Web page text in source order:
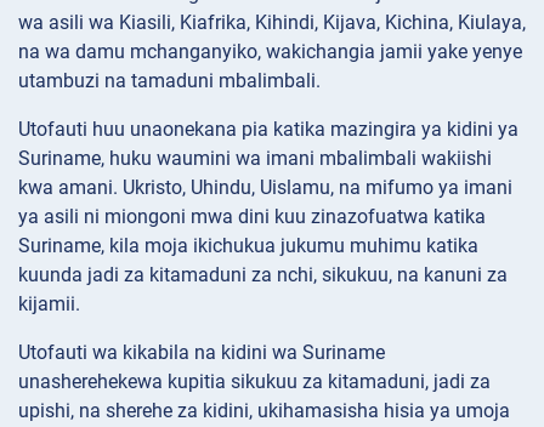
wa asili wa Kiasili, Kiafrika, Kihindi, Kijava, Kichina, Kiulaya,
na wa damu mchanganyiko, wakichangia jamii yake yenye
utambuzi na tamaduni mbalimbali.
Utofauti huu unaonekana pia katika mazingira ya kidini ya
Suriname, huku waumini wa imani mbalimbali wakiishi
kwa amani. Ukristo, Uhindu, Uislamu, na mifumo ya imani
ya asili ni miongoni mwa dini kuu zinazofuatwa katika
Suriname, kila moja ikichukua jukumu muhimu katika
kuunda jadi za kitamaduni za nchi, sikukuu, na kanuni za
kijamii.
Utofauti wa kikabila na kidini wa Suriname
unasherehekewa kupitia sikukuu za kitamaduni, jadi za
upishi, na sherehe za kidini, ukihamasisha hisia ya umoja